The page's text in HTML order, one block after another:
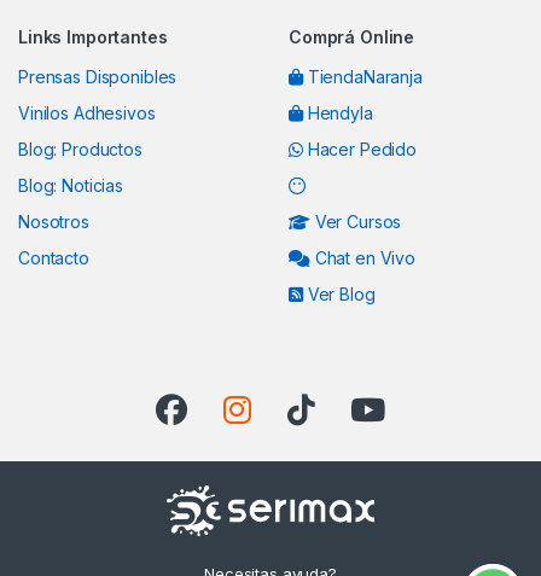
Links Importantes
Prensas Disponibles
Vinilos Adhesivos
Blog: Productos
Blog: Noticias
Nosotros
Contacto
Comprá Online
TiendaNaranja
Hendyla
Hacer Pedido
Ver Cursos
Chat en Vivo
Ver Blog